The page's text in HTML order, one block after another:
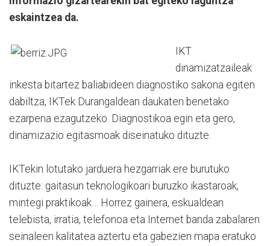
eskaintzea da.
IKT
dinamizatzaileak
inkesta bitartez baliabideen diagnostiko sakona egiten
dabiltza, IKTek Durangaldean daukaten benetako
ezarpena ezagutzeko. Diagnostikoa egin eta gero,
dinamizazio egitasmoak diseinatuko dituzte.
IKTekin lotutako jarduera hezgarriak ere burutuko
dituzte: gaitasun teknologikoari buruzko ikastaroak,
mintegi praktikoak… Horrez gainera, eskualdean
telebista, irratia, telefonoa eta Internet banda zabalaren
seinaleen kalitatea aztertu eta gabezien mapa eratuko